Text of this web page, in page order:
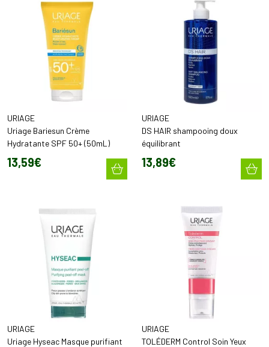
Visage, corps, hygiène ou soins spécifiques, les formules
Uriage allient efficacité dermatologique, haute tolérance et
plaisir d’utilisation, pour une routine adaptée à toute la famille.
Découvrez ici une sélection de soins Uriage disponibles à la
Pharmacie de Sauternes pour accompagner votre routine
dermo-cosmétique au quotidien.
URIAGE
Uriage Bariesun Crème
Hydratante SPF 50+ (50mL)
13,59€
URIAGE
DS HAIR shampooing doux
équilibrant
13,89€
URIAGE
Uriage Hyseac Masque purifiant
URIAGE
TOLÉDERM Control Soin Yeux